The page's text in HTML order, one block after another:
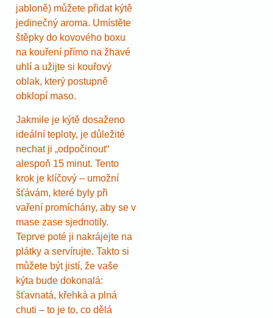
jabloně) můžete přidat kýtě
jedinečný aroma. Umístěte
štěpky do kovového boxu
na kouření přímo na žhavé
uhlí a užijte si kouřový
oblak, který postupně
obklopí maso.
Jakmile je kýtě dosaženo
ideální teploty, je důležité
nechat ji „odpočinout“
alespoň 15 minut. Tento
krok je klíčový – umožní
šťávám, které byly při
vaření promíchány, aby se v
mase zase sjednotily.
Teprve poté ji nakrájejte na
plátky a servírujte. Takto si
můžete být jistí, že vaše
kýta bude dokonalá:
šťavnatá, křehká a plná
chuti – to je to, co dělá